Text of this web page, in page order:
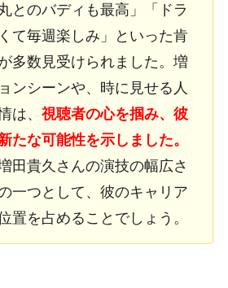
とのバディも最高」「ドラ
て毎週楽しみ」といった肯
多数見受けられました。増
ンシーンや、時に見せる人
は、 視聴者の心を掴み、彼
たな可能性を示しました。
田貴久さんの演技の幅広さ
一つとして、彼のキャリア
置を占めることでしょう。